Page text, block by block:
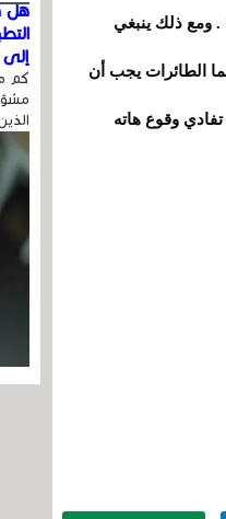
. ومع ذلك ينبغي
الطائرات يجب أن
وقوع هاته
هل
إلى
كم